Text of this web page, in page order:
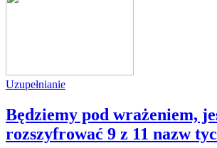
Uzupełnianie
Będziemy pod wrażeniem,
rozszyfrować 9 z 11 nazw